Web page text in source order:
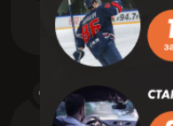
Футбол 5 Август 03:00